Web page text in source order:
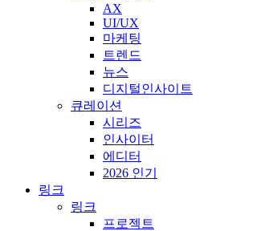
AX
UI/UX
마케팅
트렌드
뉴스
디지털인사이트
큐레이션
시리즈
인사이터
에디터
2026 인기
링크
링크
프로젝트